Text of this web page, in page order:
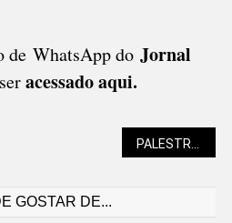
de WhatsApp do Jornal
acessado aqui.
GOSTAR DE...